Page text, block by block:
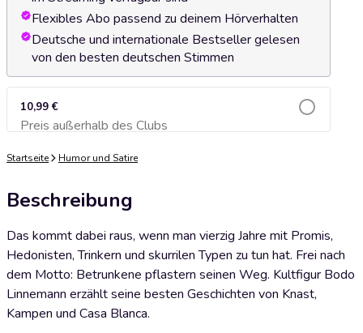
Flexibles Abo passend zu deinem Hörverhalten
Deutsche und internationale Bestseller gelesen
von den besten deutschen Stimmen
10,99 €
Preis außerhalb des ClubsZum Warenkorb hinzufügen
Startseite Humor und Satire
Beschreibung
Das kommt dabei raus, wenn man vierzig Jahre mit Promis,
Hedonisten, Trinkern und skurrilen Typen zu tun hat. Frei nach
dem Motto: Betrunkene pflastern seinen Weg. Kultfigur Bodo
Linnemann erzählt seine besten Geschichten von Knast,
Kampen und Casa Blanca.